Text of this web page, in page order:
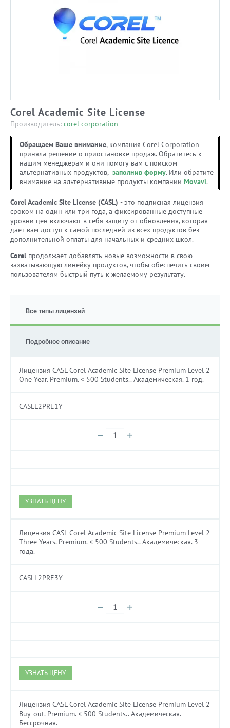
Corel Academic Site License
Производитель: corel corporation
Обращаем Ваше внимание, компания Corel Corporation
приняла решение о приостановке продаж. Обратитесь к
нашим менеджерам и они помогу вам с поиском
альтернативных продуктов, заполнив форму. Или обратите
внимание на альтернативные продукты компании Movavi.
Corel Academic Site License (CASL) - это подписная лицензия
сроком на один или три года, а фиксированные доступные
уровни цен включают в себя защиту от обновления, которая
дает вам доступ к самой последней из всех продуктов без
дополнительной оплаты для начальных и средних школ.
Corel продолжает добавлять новые возможности в свою
захватывающую линейку продуктов, чтобы обеспечить своим
пользователям быстрый путь к желаемому результату.
Все типы лицензий
Подробное описание
Лицензия CASL Corel Academic Site License Premium Level 2
One Year. Premium. < 500 Students.. Академическая. 1 год.
CASLL2PRE1Y
УЗНАТЬ ЦЕНУ
Лицензия CASL Corel Academic Site License Premium Level 2
Three Years. Premium. < 500 Students.. Академическая. 3
года.
CASLL2PRE3Y
УЗНАТЬ ЦЕНУ
Лицензия CASL Corel Academic Site License Premium Level 2
Buy-out. Premium. < 500 Students.. Академическая.
Бессрочная.